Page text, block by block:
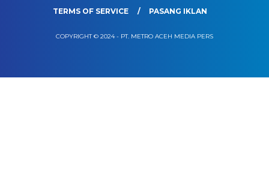
TERMS OF SERVICE
PASANG IKLAN
COPYRIGHT © 2024 - PT. METRO ACEH MEDIA PERS